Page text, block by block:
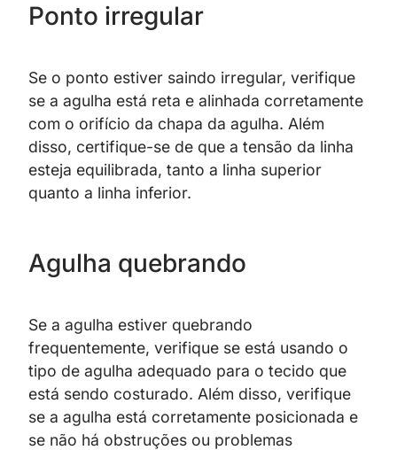
Ponto irregular
Se o ponto estiver saindo irregular, verifique
se a agulha está reta e alinhada corretamente
com o orifício da chapa da agulha. Além
disso, certifique-se de que a tensão da linha
esteja equilibrada, tanto a linha superior
quanto a linha inferior.
Agulha quebrando
Se a agulha estiver quebrando
frequentemente, verifique se está usando o
tipo de agulha adequado para o tecido que
está sendo costurado. Além disso, verifique
se a agulha está corretamente posicionada e
se não há obstruções ou problemas